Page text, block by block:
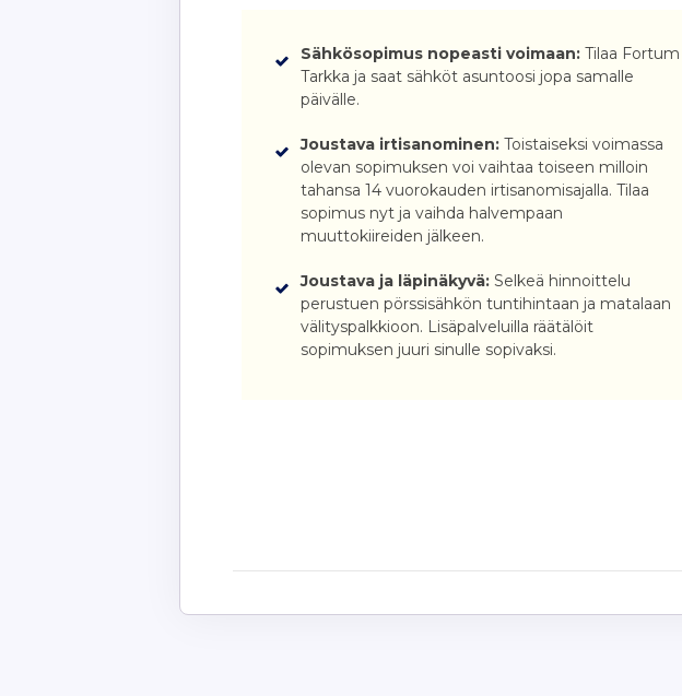
Sähkösopimus nopeasti voimaan: Tilaa Fortum
Tarkka ja saat sähköt asuntoosi jopa samalle
päivälle.
Joustava irtisanominen: Toistaiseksi voimassa
olevan sopimuksen voi vaihtaa toiseen milloin
tahansa 14 vuorokauden irtisanomisajalla. Tilaa
sopimus nyt ja vaihda halvempaan
muuttokiireiden jälkeen.
Joustava ja läpinäkyvä: Selkeä hinnoittelu
perustuen pörssisähkön tuntihintaan ja matalaan
välityspalkkioon. Lisäpalveluilla räätälöit
sopimuksen juuri sinulle sopivaksi.